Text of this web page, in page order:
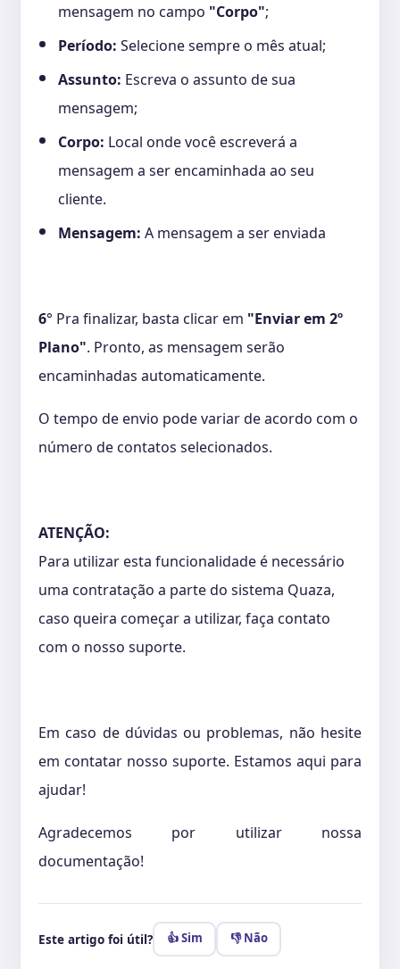
mensagem no campo "Corpo";
Período: Selecione sempre o mês atual;
Assunto: Escreva o assunto de sua
mensagem;
Corpo: Local onde você escreverá a
mensagem a ser encaminhada ao seu
cliente.
Mensagem: A mensagem a ser enviada
6° Pra finalizar, basta clicar em "Enviar em 2º
Plano". Pronto, as mensagem serão
encaminhadas automaticamente.
O tempo de envio pode variar de acordo com o
número de contatos selecionados.
ATENÇÃO:
Para utilizar esta funcionalidade é necessário
uma contratação a parte do sistema Quaza,
caso queira começar a utilizar, faça contato
com o nosso suporte.
Em caso de dúvidas ou problemas, não hesite
em contatar nosso suporte. Estamos aqui para
ajudar!
Agradecemos por utilizar nossa
documentação!
Este artigo foi útil? 👍 Sim 👎 Não